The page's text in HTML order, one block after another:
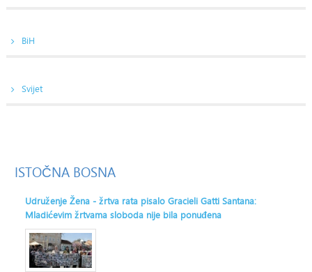
BiH
Svijet
ISTOČNA BOSNA
Udruženje Žena - žrtva rata pisalo Gracieli Gatti Santana:
Mladićevim žrtvama sloboda nije bila ponuđena